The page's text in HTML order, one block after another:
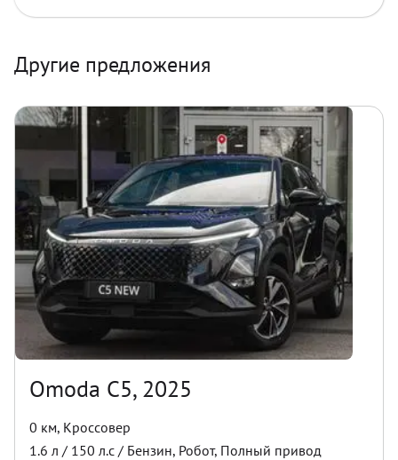
Другие предложения
Omoda C5, 2025
0 км, Кроссовер
1.6 л / 150 л.с / Бензин, Робот, Полный привод